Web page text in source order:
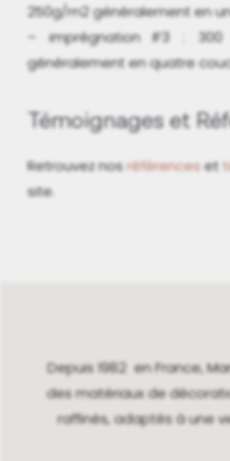
250g/m2 généralement en
– imprégnation IF3 :
généralement en quatre
Témoignages et
Retrouvez nosréférenceset
site.
Depuis 1982 en France,
des matériaux de
raffinés, adaptés à une